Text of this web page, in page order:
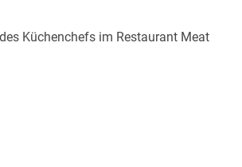
Küchenchefs im Restaurant Meat